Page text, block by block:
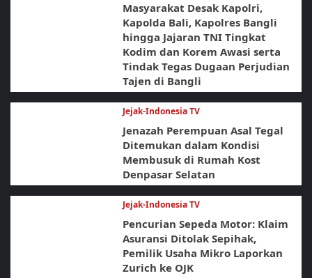
Masyarakat Desak Kapolri,
Kapolda Bali, Kapolres Bangli
hingga Jajaran TNI Tingkat
Kodim dan Korem Awasi serta
Tindak Tegas Dugaan Perjudian
Tajen di Bangli
Jejak-Indonesia TV
Jenazah Perempuan Asal Tegal
Ditemukan dalam Kondisi
Membusuk di Rumah Kost
Denpasar Selatan
Jejak-Indonesia TV
Pencurian Sepeda Motor: Klaim
Asuransi Ditolak Sepihak,
Pemilik Usaha Mikro Laporkan
Zurich ke OJK